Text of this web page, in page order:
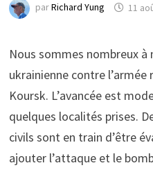
parRichard Yung 11
Nous sommes nombreux
ukrainienne contre l’armée
Koursk. L’avancée est
quelques localités prises.
civils sont en train d’être
ajouter l’attaque et le